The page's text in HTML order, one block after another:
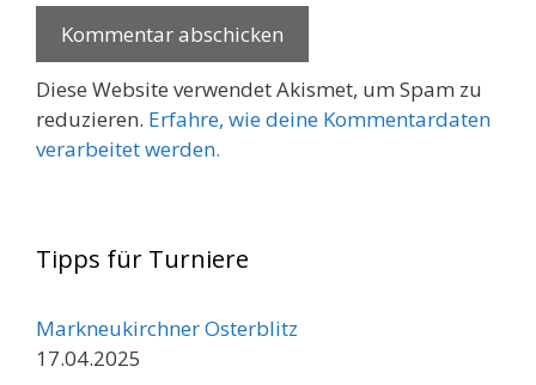
Diese Website verwendet Akismet, um Spam zu
reduzieren. Erfahre, wie deine Kommentardaten
verarbeitet werden.
Tipps für Turniere
Markneukirchner Osterblitz
17.04.2025